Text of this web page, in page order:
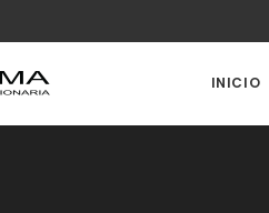
INICIO